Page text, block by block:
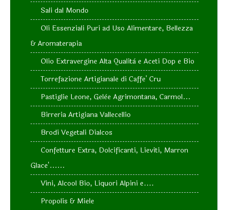
Sali dal Mondo
Oli Essenziali Puri ad Uso Alimentare, Bellezza
& Aromaterapia
Olio Extravergine Alta Qualità e Aceti Dop e Bio
Torrefazione Artigianale di Caffe' Cru
Pastiglie Leone, Gelèe Agrimontana, Carmol...
Birreria Artigiana Vallecellio
Brodi Vegetali Dialcos
Confetture Extra, Dolcificanti, Lieviti, Marron
Glace'......
Vini, Alcool Bio, Liquori Alpini e....
Propolis & Miele